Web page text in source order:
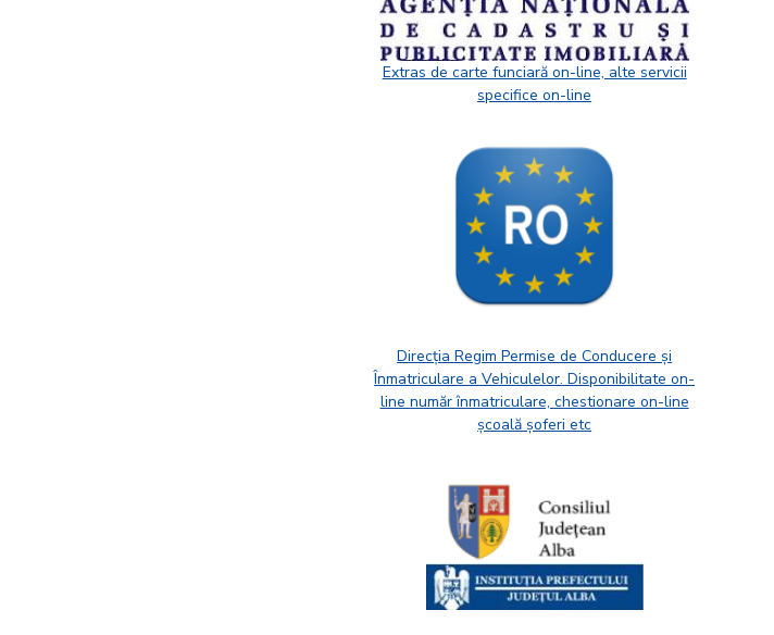
Extras de carte funciară on-line, alte servicii
specifice on-line
Direcția Regim Permise de Conducere și
Înmatriculare a Vehiculelor. Disponibilitate on-
line număr înmatriculare, chestionare on-line
școală șoferi etc